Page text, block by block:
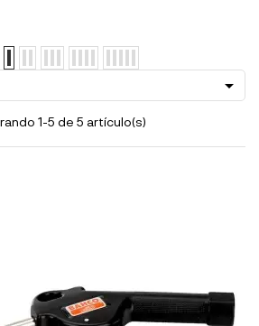

1-5 de 5 artículo(s)